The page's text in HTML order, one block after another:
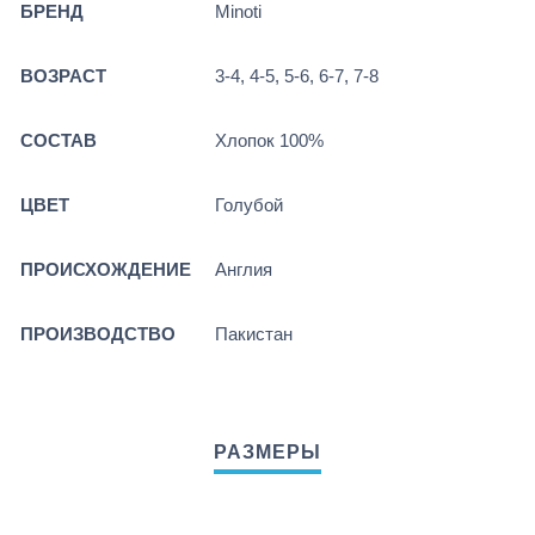
БРЕНД Minoti
ВОЗРАСТ 3-4, 4-5, 5-6, 6-7, 7-8
СОСТАВ Хлопок 100%
ЦВЕТ Голубой
ПРОИСХОЖДЕНИЕ Англия
ПРОИЗВОДСТВО Пакистан